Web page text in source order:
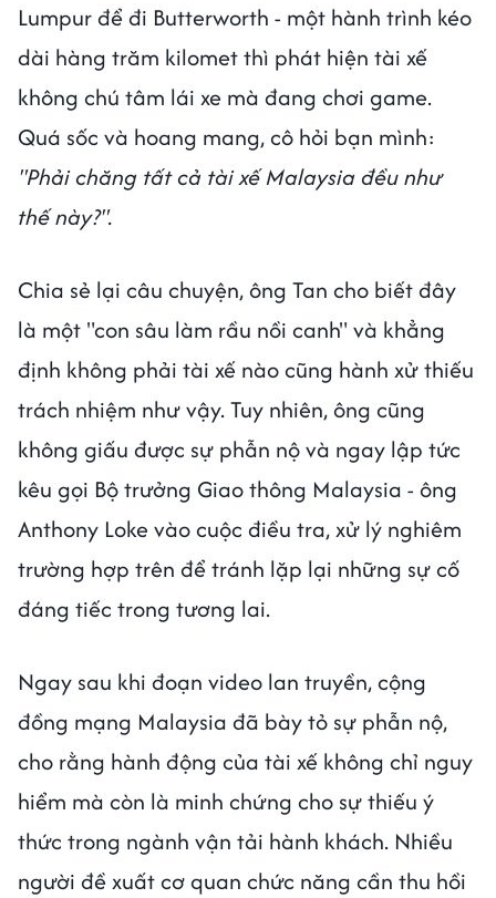
Lumpur để đi Butterworth - một hành trình kéo
dài hàng trăm kilomet thì phát hiện tài xế
không chú tâm lái xe mà đang chơi game.
Quá sốc và hoang mang, cô hỏi bạn mình:
"Phải chăng tất cả tài xế Malaysia đều như
thế này?".
Chia sẻ lại câu chuyện, ông Tan cho biết đây
là một "con sâu làm rầu nồi canh" và khẳng
định không phải tài xế nào cũng hành xử thiếu
trách nhiệm như vậy. Tuy nhiên, ông cũng
không giấu được sự phẫn nộ và ngay lập tức
kêu gọi Bộ trưởng Giao thông Malaysia - ông
Anthony Loke vào cuộc điều tra, xử lý nghiêm
trường hợp trên để tránh lặp lại những sự cố
đáng tiếc trong tương lai.
Ngay sau khi đoạn video lan truyền, cộng
đồng mạng Malaysia đã bày tỏ sự phẫn nộ,
cho rằng hành động của tài xế không chỉ nguy
hiểm mà còn là minh chứng cho sự thiếu ý
thức trong ngành vận tải hành khách. Nhiều
người đề xuất cơ quan chức năng cần thu hồi